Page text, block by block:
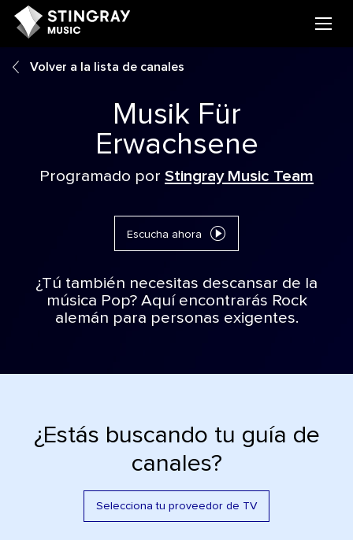
Volver a la lista de canales
Musik Für
Erwachsene
Programado por Stingray Music Team
Escucha ahora
¿Tú también necesitas descansar de la
música Pop? Aquí encontrarás Rock
alemán para personas exigentes.
¿Estás buscando tu guía de
canales?
Selecciona tu proveedor de TV